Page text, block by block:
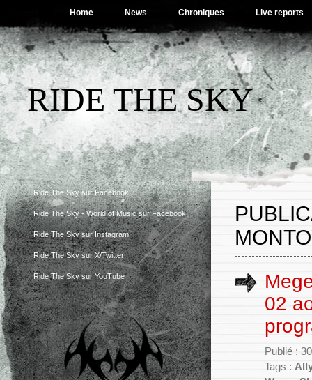
Home News Chroniques Live reports
RIDE THE SKY
Ride The Sky sur Facebook
Ride The Sky - World of Music sur Facebook
Ride The Sky sur Instagram
Ride The Sky sur X/Twitter
Ride The Sky sur YouTube
02
Publié :
Tags :